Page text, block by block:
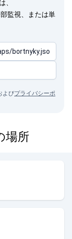
、
監視、または単
よびプライバシーポ
場所